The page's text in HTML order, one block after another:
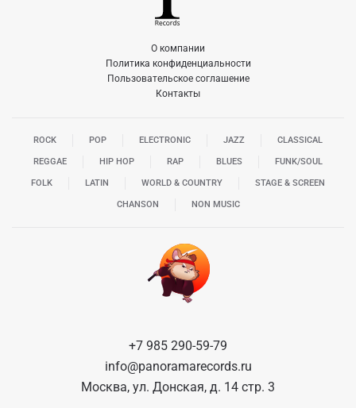
О компании
Политика конфиденциальности
Пользовательское соглашение
Контакты
ROCK POP ELECTRONIC JAZZ CLASSICAL
REGGAE HIP HOP RAP BLUES FUNK/SOUL
FOLK LATIN WORLD & COUNTRY STAGE & SCREEN
CHANSON NON MUSIC
+7 985 290-59-79
info@panoramarecords.ru
Москва, ул. Донская, д. 14 стр. 3